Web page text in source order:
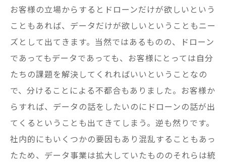
お客様の立場からするとドローンだけが欲しいという
こともあれば、データだけが欲しいということもニー
ズとして出てきます。当然ではあるものの、ドローン
であってもデータであっても、お客様にとっては自分
たちの課題を解決してくれればいいということなの
で、分けることによる不都合もありました。お客様か
らすれば、データの話をしたいのにドローンの話が出
てくるということも出てきてしまう。逆も然りです。
社内的にもいくつかの要因もあり混乱することもあっ
たため、データ事業は拡大していたもののそれらは統